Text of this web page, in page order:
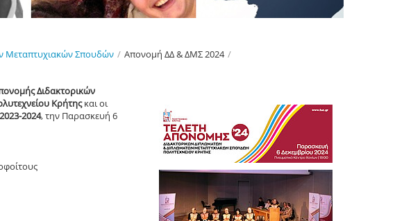
Μεταπτυχιακών Σπουδών / Απονομή ΔΔ & ΔΜΣ 2024 /
Διδακτορικών
Κρήτηςκαι οι
2024,την Παρασκευή 6